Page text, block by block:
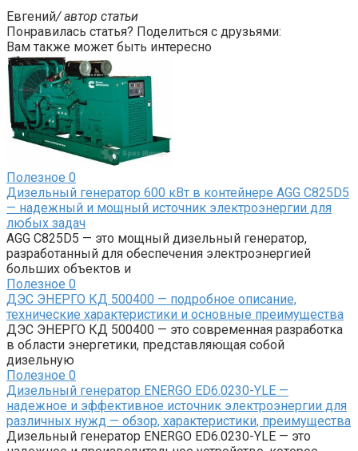
Евгений/ автор статьи
Понравилась статья? Поделиться с друзьями:
Вам также может быть интересно
Полезное 0
Дизельный генератор 600 кВт в контейнере AGG C825D5
— надежный и мощный источник электроэнергии для
любых задач
AGG C825D5 — это мощный дизельный генератор,
разработанный для обеспечения электроэнергией
больших объектов и
Полезное 0
ДЭС ЭНЕРГО КД 500400 — подробное описание,
технические характеристики и основные преимущества
ДЭС ЭНЕРГО КД 500400 — это современная разработка
в области энергетики, представляющая собой
дизельную
Полезное 0
Дизельный генератор ENERGO ED6.0230-YLE —
надежное и эффективное источник электроэнергии для
различных нужд — обзор, характеристики, преимущества
Дизельный генератор ENERGO ED6.0230-YLE — это